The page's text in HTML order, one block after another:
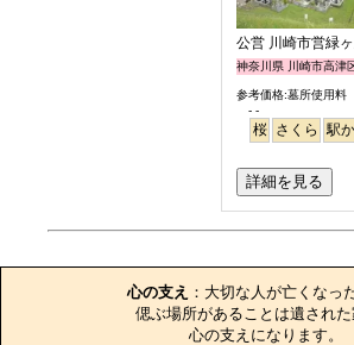
公営 川崎市営緑ヶ
神奈川県 川崎市高津
参考価格:墓所使用料
- -
桜 さくら 駅
詳細を見る
心の支え ：大切な人が亡くなっ
偲ぶ場所があることは遺され
心の支えになります。